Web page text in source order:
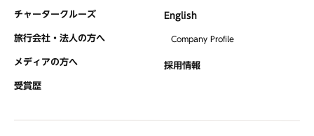
チャータークルーズ
旅行会社・法人の方へ
メディアの方へ
受賞歴
English
Company Profile
採用情報